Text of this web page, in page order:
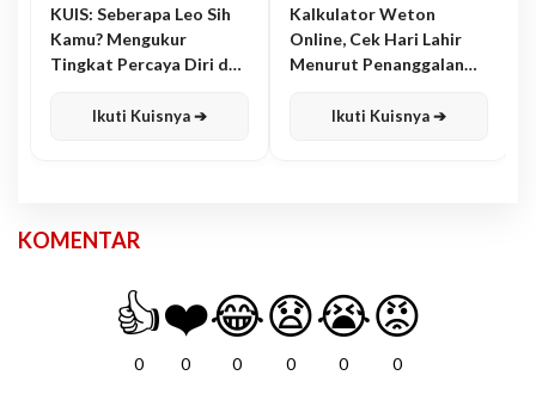
KUIS: Seberapa Leo Sih
Kamu? Mengukur
Tingkat Percaya Diri dan
Ikuti Kuisnya ➔
Kalkulator Weton
Online, Cek Hari Lahir
Menurut Penanggalan
Ikuti Kuisnya ➔
KOMENTAR
👍
0
❤️
0
😂
0
😧
0
😭
0
😡
0